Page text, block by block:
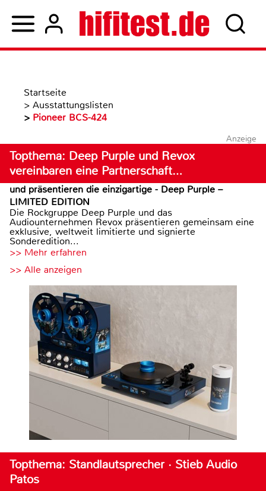
Startseite
> Ausstattungslisten
> Pioneer BCS-424
Anzeige
Topthema: Deep Purple und Revox
vereinbaren eine Partnerschaft…
und präsentieren die einzigartige - Deep Purple –
LIMITED EDITION
Die Rockgruppe Deep Purple und das
Audiounternehmen Revox präsentieren gemeinsam eine
exklusive, weltweit limitierte und signierte
Sonderedition...
>> Mehr erfahren
>> Alle anzeigen
Topthema: Standlautsprecher · Stieb Audio
Patos